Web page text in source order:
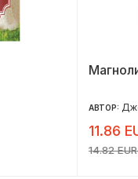
АВТОР:
11.86
14.82